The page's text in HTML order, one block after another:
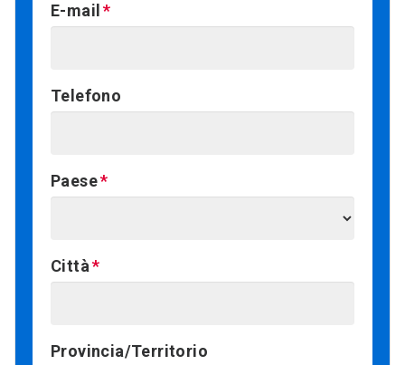
E-mail
Telefono
Paese
Città
Provincia/Territorio